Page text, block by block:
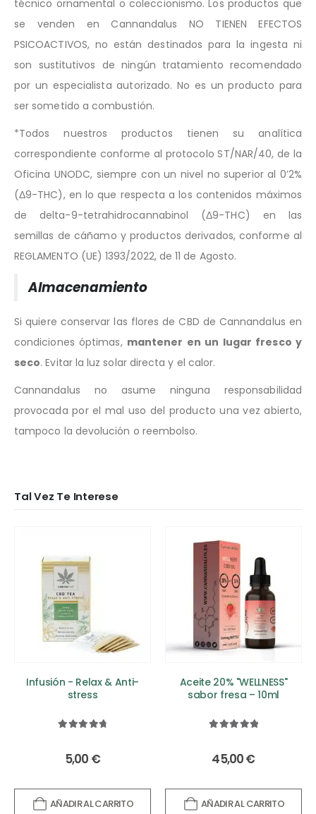
técnico ornamental o coleccionismo. Los productos que
se venden en Cannandalus NO TIENEN EFECTOS
PSICOACTIVOS, no están destinados para la ingesta ni
son sustitutivos de ningún tratamiento recomendado
por un especialista autorizado. No es un producto para
ser sometido a combustión.
*Todos nuestros productos tienen su analítica
correspondiente conforme al protocolo ST/NAR/40, de la
Oficina UNODC, siempre con un nivel no superior al 0’2%
(Δ9-THC), en lo que respecta a los contenidos máximos
de delta-9-tetrahidrocannabinol (Δ9-THC) en las
semillas de cáñamo y productos derivados, conforme al
REGLAMENTO (UE) 1393/2022, de 11 de Agosto.
Almacenamiento
Si quiere conservar las flores de CBD de Cannandalus en
condiciones óptimas, mantener en un lugar fresco y
seco. Evitar la luz solar directa y el calor.
Cannandalus no asume ninguna responsabilidad
provocada por el mal uso del producto una vez abierto,
tampoco la devolución o reembolso.
Tal Vez Te Interese
Infusión - Relax & Anti-
stress
5,00 €
AÑADIR AL CARRITO
Aceite 20% "WELLNESS"
sabor fresa – 10ml
45,00€
AÑADIR AL CARRITO